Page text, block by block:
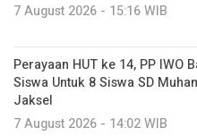
7 August 2026 - 15:16 WIB
Perayaan HUT ke 14, PP IWO
Siswa Untuk 8 Siswa SD
Jaksel
7 August 2026 - 14:02 WIB